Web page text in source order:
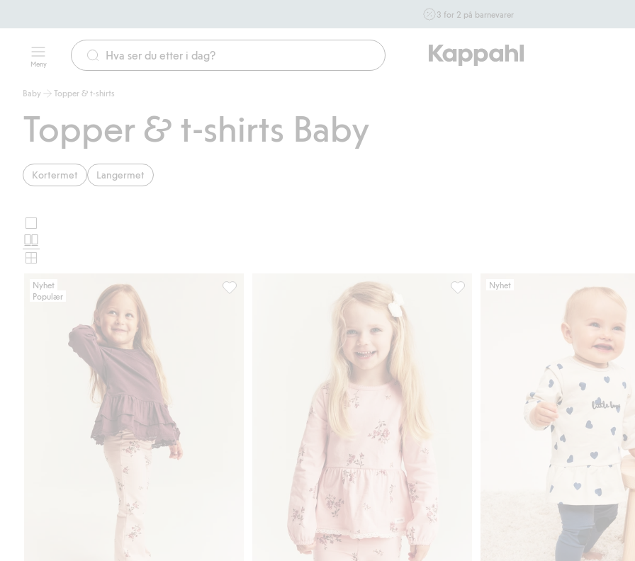
3 for 2 på barnevarer
inngår i tilbudet tom. 17/8 i butikk & online for deg som er
eller blir medlem. Kan ikke kombineres med andre tilbud
eller rabatter.
Meny
Baby Topper & t-shirts
Topper & t-shirts Baby
Kortermet Langermet
Velg
oppsett
for
produktkort
Nyhet
Populær
Langermet topp med volang, Legg til i favoriter Langermet blomstret peplum-topp,
Nyhet